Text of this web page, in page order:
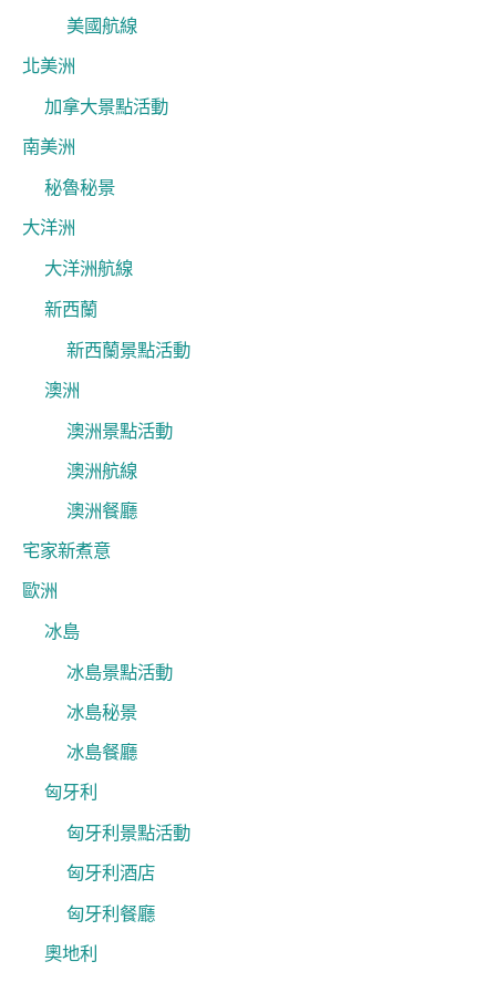
美國航線
北美洲
加拿大景點活動
南美洲
秘魯秘景
大洋洲
大洋洲航線
新西蘭
新西蘭景點活動
澳洲
澳洲景點活動
澳洲航線
澳洲餐廳
宅家新煮意
歐洲
冰島
冰島景點活動
冰島秘景
冰島餐廳
匈牙利
匈牙利景點活動
匈牙利酒店
匈牙利餐廳
奧地利